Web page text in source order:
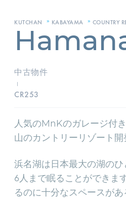
KUTCHAN » KABAYAMA » COUNTRY
中古物件
I
CR253
人気のMnKのガレージ付
山のカントリーリゾート
浜名湖は日本最大の湖の
6人まで眠ることができま
るのに十分なスペースが